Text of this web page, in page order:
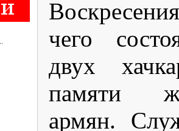
чего
двух
памяти
армян.